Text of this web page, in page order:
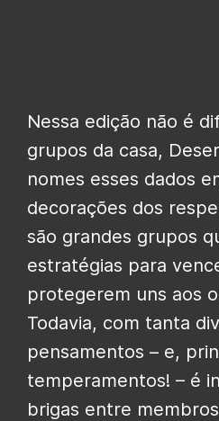
Nessa edição não é
grupos da casa,
nomes esses dados
decorações dos
são grandes grupos
estratégias para
protegerem uns aos
Todavia, com tanta
pensamentos – e,
temperamentos! – é
brigas entre